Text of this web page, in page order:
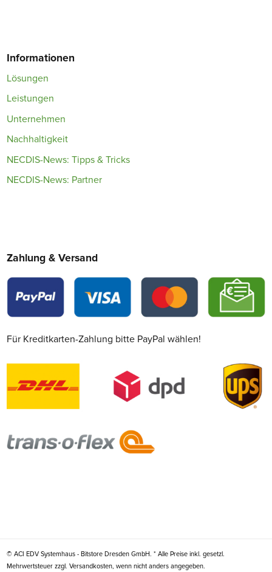
Informationen
Lösungen
Leistungen
Unternehmen
Nachhaltigkeit
NECDIS-News: Tipps & Tricks
NECDIS-News: Partner
Zahlung & Versand
Für Kreditkarten-Zahlung bitte PayPal wählen!
© ACI EDV Systemhaus - Bitstore Dresden GmbH. * Alle Preise inkl. gesetzl.
Mehrwertsteuer zzgl. Versandkosten, wenn nicht anders angegeben.